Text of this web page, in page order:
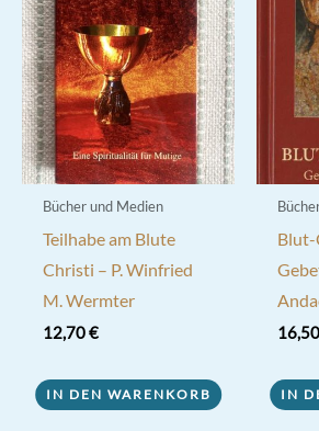
Bücher und Medien
Teilhabe am Blute
Christi – P. Winfried
M. Wermter
12,70€
IN DEN WARENKORB
Blut-
16,50
IN